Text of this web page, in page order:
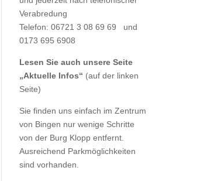
Verabredung
Telefon: 06721 3 08 69 69 und
0173 695 6908
Lesen Sie auch unsere Seite
„Aktuelle Infos“ (auf der linken
Seite)
Sie finden uns einfach im Zentrum
von Bingen nur wenige Schritte
von der Burg Klopp entfernt.
Ausreichend Parkmöglichkeiten
sind vorhanden.